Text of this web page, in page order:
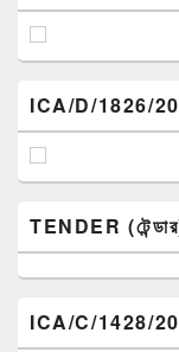
ICA/D/1826/
TENDER
ICA/C/1428/